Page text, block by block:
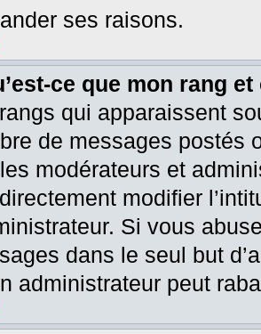
ses raisons.
ce que mon rang
qui apparaissent
de messages postés
modérateurs et
modifier
Si vous
dans le seul but
administrateur peut